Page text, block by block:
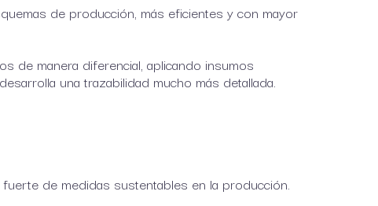
de producción, más eficientes y con mayor
de manera diferencial, aplicando insumos
una trazabilidad mucho más detallada.
de medidas sustentables en la producción.